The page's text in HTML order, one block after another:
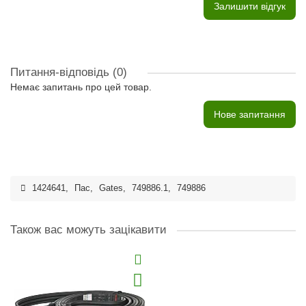
Залишити відгук
Питання-відповідь (0)
Немає запитань про цей товар.
Нове запитання
1424641, Пас, Gates, 749886.1, 749886
Також вас можуть зацікавити